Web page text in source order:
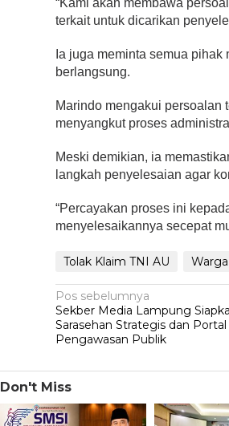
terkait untuk dicarikan
Ia juga meminta semua
berlangsung.
Marindo mengakui persoalan
menyangkut proses
Meski demikian, ia
langkah penyelesaian agar
“Percayakan proses ini
menyelesaikannya secepat
Tolak Klaim TNI AU
Navigasi
pos
Pos sebelumnya
Sekber Media Lampung
Sarasehan Strategis dan Portal
Pengawasan Publik
Don't Miss